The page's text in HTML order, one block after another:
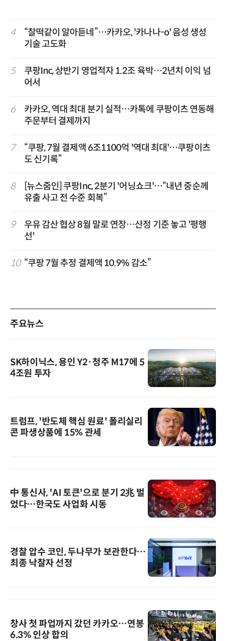
4
“찰떡같이 알아듣네”…카카오, '카나나-o' 음성 생성
기술 고도화
5
쿠팡Inc, 상반기 영업적자 1.2조 육박…2년치 이익 넘
어서
6
카카오, 역대 최대 분기 실적…카톡에 쿠팡이츠 연동해
주문부터 결제까지
7
“쿠팡, 7월 결제액 6조1100억 '역대 최대'…쿠팡이츠
도 신기록”
8
[뉴스줌인] 쿠팡Inc, 2분기 '어닝쇼크'…“내년 중순께
유출 사고 전 수준 회복”
9
우유 감산 협상 8월 말로 연장…산정 기준 놓고 '평행
선'
10 “쿠팡 7월 추정 결제액 10.9% 감소”
주요뉴스
SK하이닉스, 용인 Y2·청주 M17에 5
4조원 투자
트럼프, '반도체 핵심 원료' 폴리실리
콘 파생상품에 15% 관세
中 통신사, 'AI 토큰'으로 분기 2兆 벌
었다…한국도 사업화 시동
경찰 압수 코인, 두나무가 보관한다…
최종 낙찰자 선정
창사 첫 파업까지 갔던 카카오…연봉
6.3% 인상 합의